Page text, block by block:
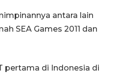
antara lain
SEA Games 2011 dan
pertama di Indonesia di